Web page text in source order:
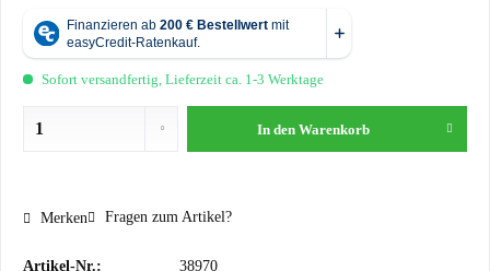
Sofort versandfertig, Lieferzeit ca. 1-3 Werktage
In den Warenkorb
Merken Fragen zum Artikel?
Artikel-Nr.:
38970